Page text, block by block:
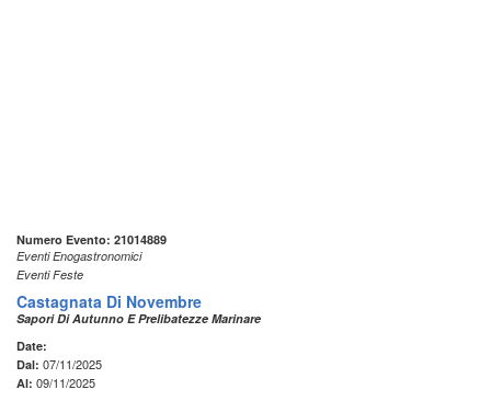
Numero Evento: 21014889
Eventi Enogastronomici
Eventi Feste
Castagnata Di Novembre
Sapori Di Autunno E Prelibatezze Marinare
Date:
Dal: 07/11/2025
Al: 09/11/2025